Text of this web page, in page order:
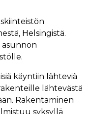
Helsingistä.
asunnon
käyntiin lähteviä
lähtevästä
Rakentaminen
syksyllä